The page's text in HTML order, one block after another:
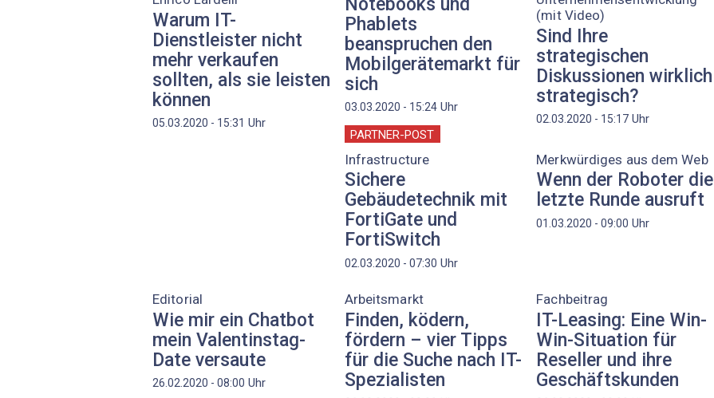
Warum IT-
Dienstleister nicht
mehr verkaufen
sollten, als sie leisten
können
05.03.2020 - 15:31 Uhr
Phablets
beanspruchen den
Mobilgerätemarkt für
sich
03.03.2020 - 15:24Uhr
(mit Video)
Sind Ihre
strategischen
Diskussionen wirklich
strategisch?
02.03.2020 - 15:17 Uhr
PARTNER-POST
Infrastructure
Sichere
Gebäudetechnik mit
FortiGate und
FortiSwitch
02.03.2020 - 07:30 Uhr
Merkwürdiges aus dem Web
Wenn der Roboter die
letzte Runde ausruft
01.03.2020 - 09:00 Uhr
Editorial
Wie mir ein Chatbot
mein Valentinstag-
Date versaute
26.02.2020 - 08:00 Uhr
Arbeitsmarkt
Finden, ködern,
fördern – vier Tipps
für die Suche nach IT-
Spezialisten
Fachbeitrag
IT-Leasing: Eine Win-
Win-Situation für
Reseller und ihre
Geschäftskunden